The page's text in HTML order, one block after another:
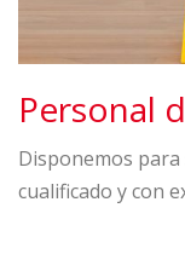
Personal
Disponemos
cualificado y con